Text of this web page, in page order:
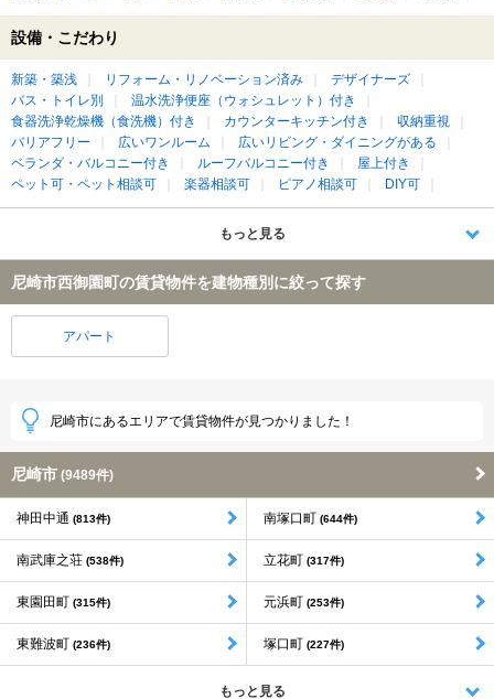
設備・こだわり
新築・築浅 リフォーム・リノベーション済み
デザイナーズ
バス・トイレ別
温水洗浄便座（ウォシュレット）付き
食器洗浄乾燥機（食洗機）付き
カウンターキッチン付き
収納重視
バリアフリー
広いワンルーム
広いリビング・ダイニングがある
ベランダ・バルコニー付き
ルーフバルコニー付き
屋上付き
ペット可・ペット相談可
楽器相談可 ピアノ相談可 DIY可
もっと見る
尼崎市西御園町の賃貸物件を建物種別に絞って探す
アパート
尼崎市にあるエリアで賃貸物件が見つかりました！
尼崎市 (9489件)
神田中通 (813件) 南塚口町 (644件)
南武庫之荘 (538件) 立花町 (317件)
東園田町 (315件) 元浜町 (253件)
東難波町 (236件) 塚口町 (227件)
もっと見る